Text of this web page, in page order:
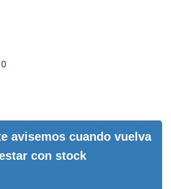
avisemos cuando vuelva
con stock